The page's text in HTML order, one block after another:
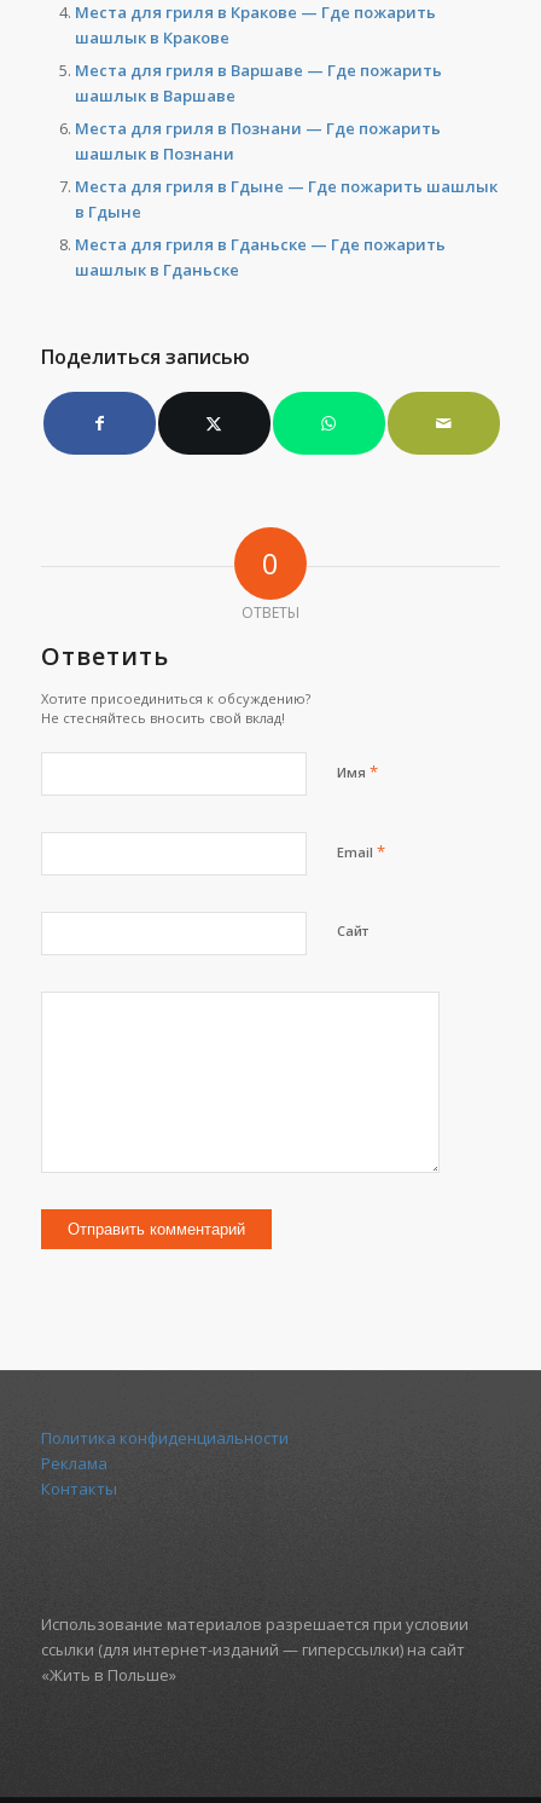
Места для гриля в Кракове — Где пожарить
шашлык в Кракове
Места для гриля в Варшаве — Где пожарить
шашлык в Варшаве
Места для гриля в Познани — Где пожарить
шашлык в Познани
Места для гриля в Гдыне — Где пожарить шашлык
в Гдыне
Места для гриля в Гданьске — Где пожарить
шашлык в Гданьске
Поделиться записью
0
ОТВЕТЫ
Ответить
Хотите присоединиться к обсуждению?
Не стесняйтесь вносить свой вклад!
Имя *
Email *
Сайт
Политика конфиденциальности
Реклама
Контакты
Использование материалов разрешается при условии
ссылки (для интернет-изданий — гиперссылки) на сайт
«Жить в Польше»